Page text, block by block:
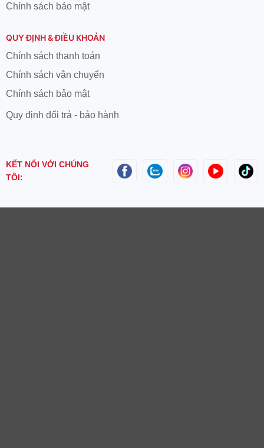
Chính sách bảo mật
QUY ĐỊNH & ĐIỀU KHOẢN
Chính sách thanh toán
Chính sách vận chuyển
Chính sách bảo mật
Quy định đổi trả - bảo hành
KẾT NỐI VỚI CHÚNG
TÔI: